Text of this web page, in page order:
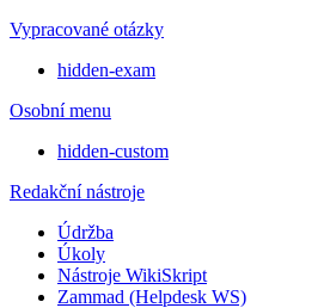
Vypracované otázky
hidden-exam
Osobní menu
hidden-custom
Redakční nástroje
Údržba
Úkoly
Nástroje WikiSkript
Zammad (Helpdesk WS)